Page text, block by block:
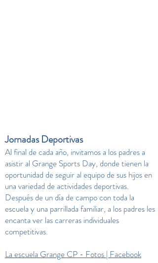
Jornadas Deportivas
Al final de cada año, invitamos a los padres a
asistir al Grange Sports Day, donde tienen la
oportunidad de seguir al equipo de sus hijos en
una variedad de actividades deportivas.
Después de un día de campo con toda la
escuela y una parrillada familiar, a los padres les
encanta ver las carreras individuales
competitivas.
La escuela Grange CP - Fotos | Facebook